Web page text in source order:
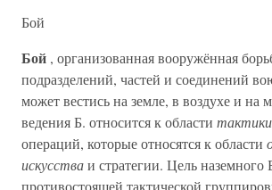
Бой
Бой , организованная вооружённая
подразделений, частей и соединений
может вестись на земле, в воздухе и на
ведения Б. относится к области
операций, которые относятся к области
искусстваи стратегии. Цель
противостоящей тактической